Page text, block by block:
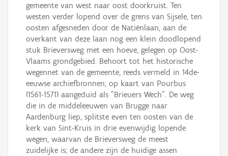
Aanmeldengemeente van west naar oost doorkruist. Ten
westen verder lopend over de grens van Sijsele, ten
oosten afgesneden door de Natiënlaan, aan de
overkant van deze laan nog een klein doodlopend
stuk Brieversweg met een hoeve, gelegen op Oost-
Vlaams grondgebied. Behoort tot het historische
wegennet van de gemeente, reeds vermeld in 14de-
eeuwse archiefbronnen, op kaart van Pourbus
(1561-1571) aangeduid als "Brieuers Wech". De weg
die in de middeleeuwen van Brugge naar
Aardenburg liep, splitste even ten oosten van de
kerk van Sint-Kruis in drie evenwijdig lopende
wegen, waarvan de Brieversweg de meest
zuidelijke is; de andere zijn de huidige assen